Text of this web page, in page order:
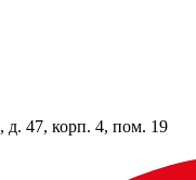
д. 47, корп. 4, пом. 19